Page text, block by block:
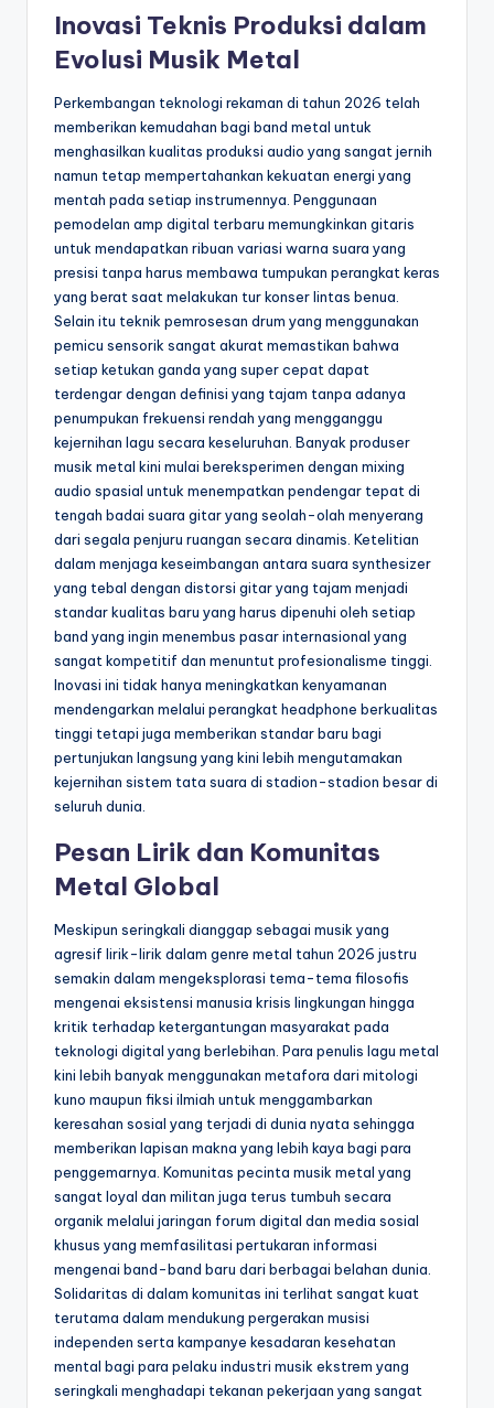
Inovasi Teknis Produksi dalam
Evolusi Musik Metal
Perkembangan teknologi rekaman di tahun 2026 telah
memberikan kemudahan bagi band metal untuk
menghasilkan kualitas produksi audio yang sangat jernih
namun tetap mempertahankan kekuatan energi yang
mentah pada setiap instrumennya. Penggunaan
pemodelan amp digital terbaru memungkinkan gitaris
untuk mendapatkan ribuan variasi warna suara yang
presisi tanpa harus membawa tumpukan perangkat keras
yang berat saat melakukan tur konser lintas benua.
Selain itu teknik pemrosesan drum yang menggunakan
pemicu sensorik sangat akurat memastikan bahwa
setiap ketukan ganda yang super cepat dapat
terdengar dengan definisi yang tajam tanpa adanya
penumpukan frekuensi rendah yang mengganggu
kejernihan lagu secara keseluruhan. Banyak produser
musik metal kini mulai bereksperimen dengan mixing
audio spasial untuk menempatkan pendengar tepat di
tengah badai suara gitar yang seolah-olah menyerang
dari segala penjuru ruangan secara dinamis. Ketelitian
dalam menjaga keseimbangan antara suara synthesizer
yang tebal dengan distorsi gitar yang tajam menjadi
standar kualitas baru yang harus dipenuhi oleh setiap
band yang ingin menembus pasar internasional yang
sangat kompetitif dan menuntut profesionalisme tinggi.
Inovasi ini tidak hanya meningkatkan kenyamanan
mendengarkan melalui perangkat headphone berkualitas
tinggi tetapi juga memberikan standar baru bagi
pertunjukan langsung yang kini lebih mengutamakan
kejernihan sistem tata suara di stadion-stadion besar di
seluruh dunia.
Pesan Lirik dan Komunitas
Metal Global
Meskipun seringkali dianggap sebagai musik yang
agresif lirik-lirik dalam genre metal tahun 2026 justru
semakin dalam mengeksplorasi tema-tema filosofis
mengenai eksistensi manusia krisis lingkungan hingga
kritik terhadap ketergantungan masyarakat pada
teknologi digital yang berlebihan. Para penulis lagu metal
kini lebih banyak menggunakan metafora dari mitologi
kuno maupun fiksi ilmiah untuk menggambarkan
keresahan sosial yang terjadi di dunia nyata sehingga
memberikan lapisan makna yang lebih kaya bagi para
penggemarnya. Komunitas pecinta musik metal yang
sangat loyal dan militan juga terus tumbuh secara
organik melalui jaringan forum digital dan media sosial
khusus yang memfasilitasi pertukaran informasi
mengenai band-band baru dari berbagai belahan dunia.
Solidaritas di dalam komunitas ini terlihat sangat kuat
terutama dalam mendukung pergerakan musisi
independen serta kampanye kesadaran kesehatan
mental bagi para pelaku industri musik ekstrem yang
seringkali menghadapi tekanan pekerjaan yang sangat